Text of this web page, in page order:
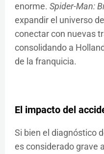
enorme. Spider-Man:
expandir el universo
conectar con nuevas
consolidando a
de la franquicia.
El impacto del
Si bien el diagnóstico
es considerado grave